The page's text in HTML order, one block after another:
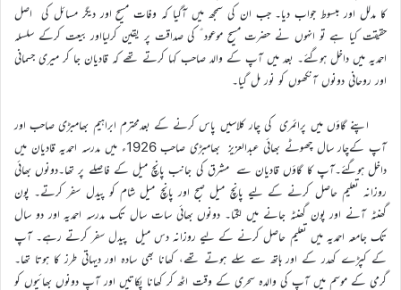
کا مدلل اور مبسوط جواب دیا۔ جب ان کی سمجھ میں آگیا کہ وفات مسیح اور دیگر مسائل کی اصل
حقیقت کیا ہے تو انہوں نے حضرت مسیح موعود ؑ کی صداقت پر یقین کرلیااور بیعت کرکے سلسلہ
احمدیہ میں داخل ہوگئے۔ بعد میں آپ کے والد صاحب کہا کرتے تھے کہ قادیان جا کر میری جسمانی
اور روحانی دونوں آنکھوں کو نور مل گیا۔
اپنے گاؤں میں پرائمری کی چار کلاسیں پاس کرنے کے بعدمحترم ابراہیم بھامبڑی صاحب اور
آپ کےچار سال چھوٹے بھائی عبدالعزیز بھامبڑی صاحب 1926ء میں مدرسہ احمدیہ قادیان میں
داخل ہوگئے۔آپ کا گاؤں قادیان سے مشرق کی جانب پانچ میل کے فاصلے پر تھا۔دونوں بھائی
روزانہ تعلیم حاصل کرنے کے لیے پانچ میل صبح اور پانچ میل شام کو پیدل سفر کرتے۔ پون
گھنٹہ آنے اور پون گھنٹہ جانے میں لگتا۔ دونوں بھائی سات سال تک مدرسہ احمدیہ اور دو سال
تک جامعہ احمدیہ میں تعلیم حاصل کرنے کے لیے روزانہ دس میل پیدل سفر کرتے رہے۔ آپ
کے کپڑے کھدر کے اور ہاتھ سے سلے ہوتے تھے، کھانا بھی سادہ اور دیہاتی طرز کا ہوتا تھا۔
گرمی کے موسم میں آپ کی والدہ سحری کے وقت اٹھ کر کھانا پکاتیں اور آپ دونوں بھائیوں کو